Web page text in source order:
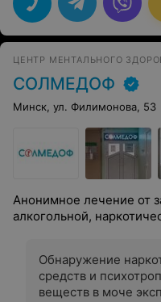
ЦЕНТР МЕНТАЛЬНОГО
СОЛМЕДОФ
Минск, ул. Филимонова, 53
Анонимное лечение от
алкогольной,
Обнаружение
средств и
веществ в моче